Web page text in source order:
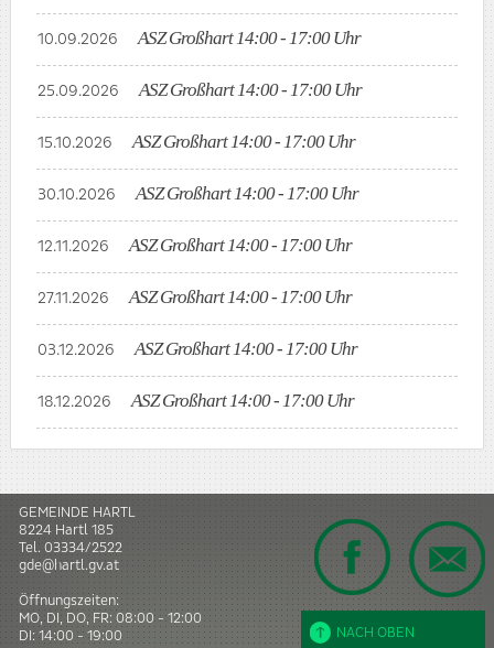
10.09.2026 ASZ Großhart 14:00 - 17:00 Uhr
25.09.2026 ASZ Großhart 14:00 - 17:00 Uhr
15.10.2026 ASZ Großhart 14:00 - 17:00 Uhr
30.10.2026 ASZ Großhart 14:00 - 17:00 Uhr
12.11.2026 ASZ Großhart 14:00 - 17:00 Uhr
27.11.2026 ASZ Großhart 14:00 - 17:00 Uhr
03.12.2026 ASZ Großhart 14:00 - 17:00 Uhr
18.12.2026 ASZ Großhart 14:00 - 17:00 Uhr
NACH OBEN
GEMEINDE HARTL
8224 Hartl185
Tel. 03334/2522
gde@hartl.gv.at
Öffnungszeiten:
MO, DI, DO, FR: 08:00 - 12:00
DI: 14:00 - 19:00